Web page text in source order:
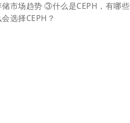
市场趋势 ③什么是CEPH，有哪些
选择CEPH？